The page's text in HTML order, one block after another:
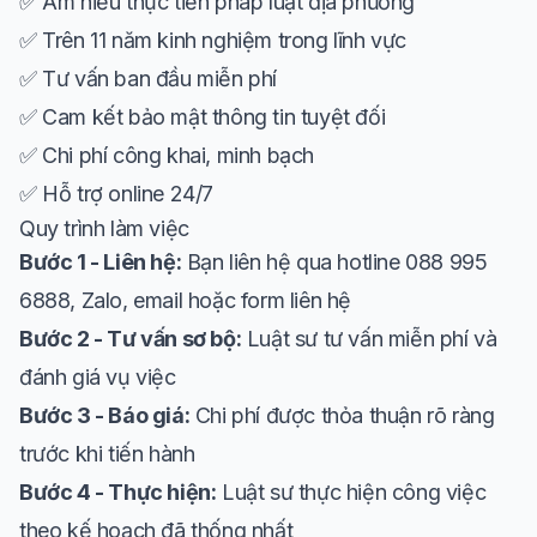
✅ Trên 11 năm kinh nghiệm trong lĩnh vực
✅ Tư vấn ban đầu miễn phí
✅ Cam kết bảo mật thông tin tuyệt đối
✅ Chi phí công khai, minh bạch
✅ Hỗ trợ online 24/7
Quy trình làm việc
Bước 1 - Liên hệ: Bạn liên hệ qua hotline 088 995
6888, Zalo, email hoặc form liên hệ
Bước 2 - Tư vấn sơ bộ: Luật sư tư vấn miễn phí và
đánh giá vụ việc
Bước 3 - Báo giá: Chi phí được thỏa thuận rõ ràng
trước khi tiến hành
Bước 4 - Thực hiện: Luật sư thực hiện công việc
theo kế hoạch đã thống nhất